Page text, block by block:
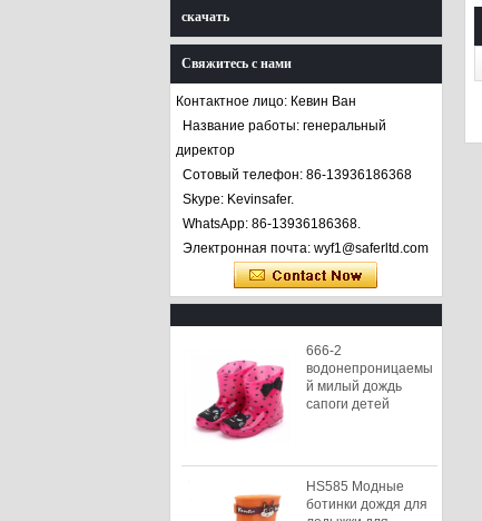
скачать
Свяжитесь с нами
Контактное лицо: Кевин Ван
Название работы: генеральный
директор
Сотовый телефон: 86-13936186368
Skype: Kevinsafer.
WhatsApp: 86-13936186368.
Электронная почта: wyf1@saferltd.com
666-2
водонепроницаемы
й милый дождь
сапоги детей
HS585 Модные
ботинки дождя для